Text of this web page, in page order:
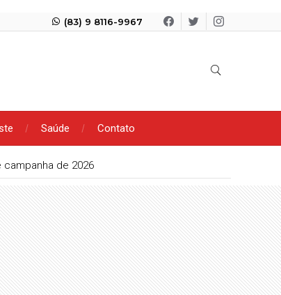
(83) 9 8116-9967
Saúde Contato
de 2026